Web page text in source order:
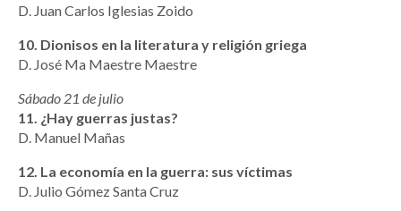
D. Juan Carlos Iglesias Zoido
10. Dionisos en la literatura y religión griega
D. José Ma Maestre Maestre
Sábado 21 de julio
11. ¿Hay guerras justas?
D. Manuel Mañas
12. La economía en la guerra: sus víctimas
D. Julio Gómez Santa Cruz